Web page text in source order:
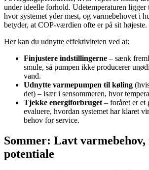
under ideelle forhold. Udetemperaturen ligger
hvor systemet yder mest, og varmebehovet i
betyder, at COP-værdien ofte er på sit højeste.
Her kan du udnytte effektiviteten ved at:
Finjustere indstillingerne – sænk
smule, så pumpen ikke producerer
vand.
Udnytte varmepumpen til køling
det) – især i sensommeren, hvor
Tjekke energiforbruget – foråret er et
evaluere, hvordan systemet har klaret
behov for service.
Sommer: Lavt varmebehov,
potentiale